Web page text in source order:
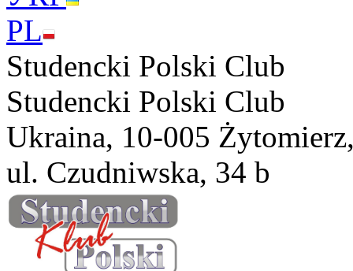
PL
Studencki Polski Club
Studencki Polski Club
Ukraina, 10-005
ul. Czudniwska, 34 b